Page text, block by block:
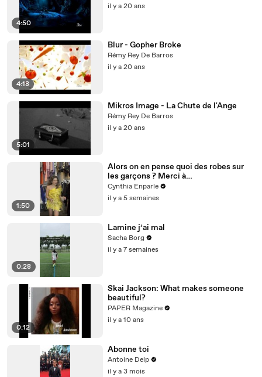
4:50
il y a 20 ans
4:18
Blur - Gopher Broke
Rémy Rey De Barros
il y a 20 ans
5:01
Mikros Image - La Chute de l'Ange
Rémy Rey De Barros
il y a 20 ans
1:50
Alors on en pense quoi des robes sur
les garçons ? Merci à
@studio_paillette prêt*
Cynthia Enparle
il y a 5 semaines
0:28
Lamine j’ai mal
Sacha Borg
il y a 7 semaines
0:12
Skai Jackson: What makes someone
beautiful?
PAPER Magazine
il y a 10 ans
Abonne toi
Antoine Delp
il y a 3 mois